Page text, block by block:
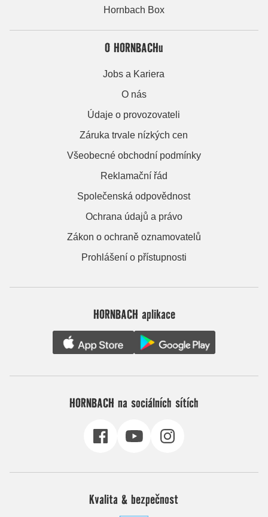
Hornbach Box
O HORNBACHu
Jobs a Kariera
O nás
Údaje o provozovateli
Záruka trvale nízkých cen
Všeobecné obchodní podmínky
Reklamační řád
Společenská odpovědnost
Ochrana údajů a právo
Zákon o ochraně oznamovatelů
Prohlášení o přístupnosti
HORNBACH aplikace
HORNBACH na sociálních sítích
Kvalita & bezpečnost